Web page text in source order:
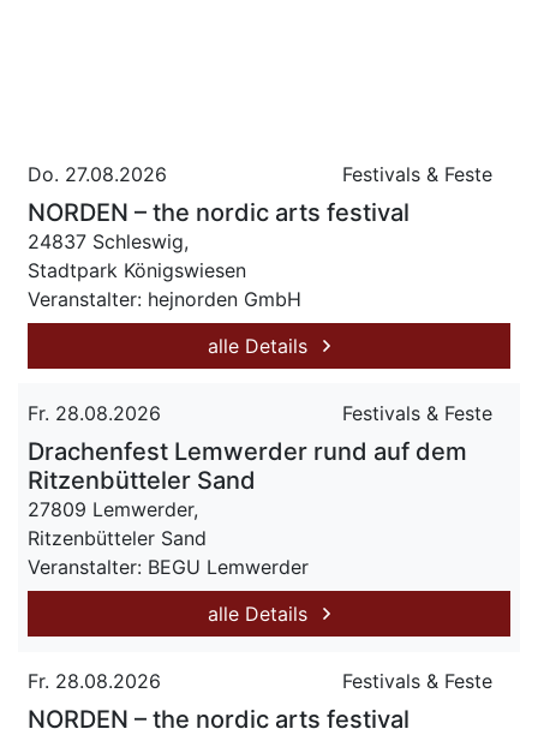
Do. 27.08.2026 Festivals & Feste
NORDEN – the nordic arts festival
24837 Schleswig,
Stadtpark Königswiesen
Veranstalter: hejnorden GmbH
alle Details
Fr. 28.08.2026 Festivals & Feste
Drachenfest Lemwerder rund auf dem
Ritzenbütteler Sand
27809 Lemwerder,
Ritzenbütteler Sand
Veranstalter: BEGU Lemwerder
alle Details
Fr. 28.08.2026 Festivals & Feste
NORDEN – the nordic arts festival